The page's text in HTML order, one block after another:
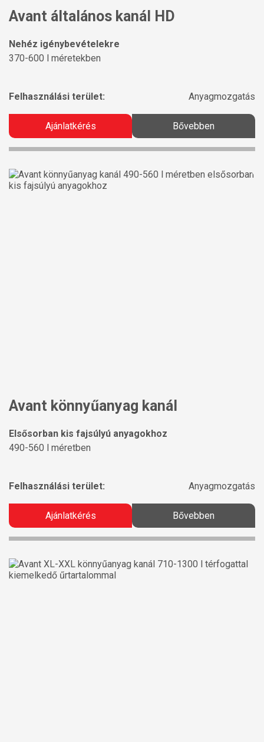
Avant általános kanál HD
Nehéz igénybevételekre
370-600 l méretekben
Felhasználási terület: Anyagmozgatás
Ajánlatkérés Bővebben
Avant könnyűanyag kanál
Elsősorban kis fajsúlyú anyagokhoz
490-560 l méretben
Felhasználási terület: Anyagmozgatás
Ajánlatkérés Bővebben